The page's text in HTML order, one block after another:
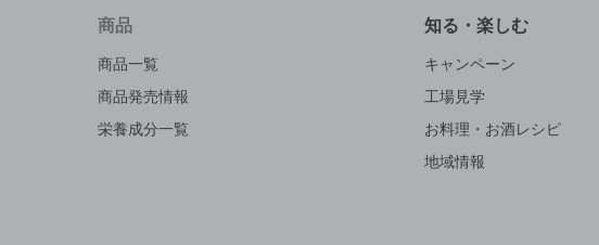
商品
商品一覧
商品発売情報
栄養成分一覧
知る・楽しむ
キャンペーン
工場見学
お料理・お酒レシピ
地域情報